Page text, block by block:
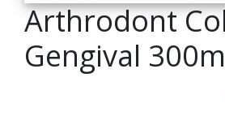
Arthrodont
Gengival